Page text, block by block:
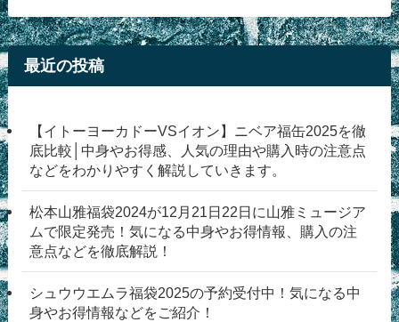
最近の投稿
【イトーヨーカドーVSイオン】ニベア福缶2025を徹
底比較│中身やお得感、人気の理由や購入時の注意点
などをわかりやすく解説していきます。
松本山雅福袋2024が12月21日22日に山雅ミュージア
ムで限定発売！気になる中身やお得情報、購入の注
意点などを徹底解説！
シュウウエムラ福袋2025の予約受付中！気になる中
身やお得情報などをご紹介！